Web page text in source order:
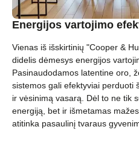
Energijos vartojimo
Vienas iš išskirtinių "Cooper &
didelis dėmesys energijos
Pasinaudodamos latentine oro,
sistemos gali efektyviai perduoti
ir vėsinimą vasarą. Dėl to ne tik
energiją, bet ir išmetamas
atitinka pasaulinį tvaraus